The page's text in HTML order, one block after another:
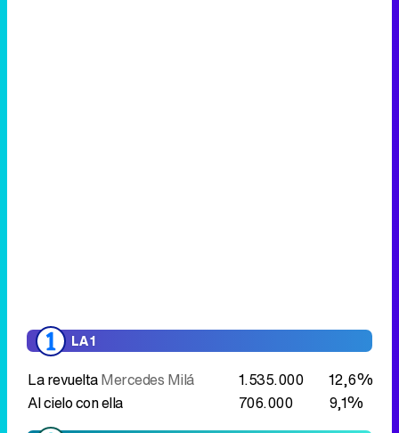
LA 1
La revueltaMercedes Milá 1.535.000
12,6%
Al cielo con ella
706.000 9,1%